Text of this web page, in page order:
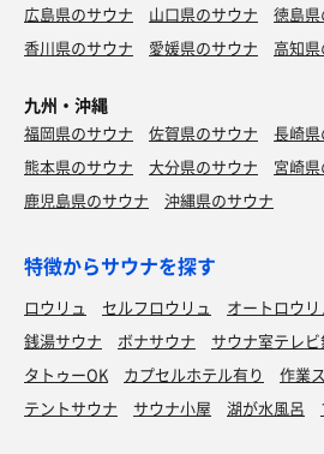
広島県のサウナ
山口県のサウナ
徳島
香川県のサウナ
愛媛県のサウナ 高知
九州・沖縄
福岡県のサウナ 佐賀県のサウナ
長崎
熊本県のサウナ
大分県のサウナ
宮崎
鹿児島県のサウナ
沖縄県のサウナ
特徴からサウナを探す
ロウリュ セルフロウリュ オートロウリ
銭湯サウナ
ボナサウナ サウナ室テレビ
タトゥーOK
カプセルホテル有り
作業
テントサウナ
サウナ小屋 湖が水風呂